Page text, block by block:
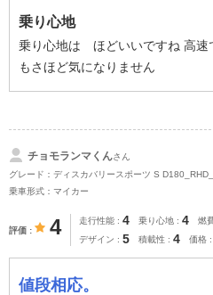
乗り心地
乗り心地は ほどいいですね 高
もさほど気になりません
チョモランマくんさん
グレード：ディスカバリースポーツ S
乗車形式：マイカー
評価 4 走行性能 4 乗り心地 4 燃
デザイン 5 積載性 4 価格
値段相応。